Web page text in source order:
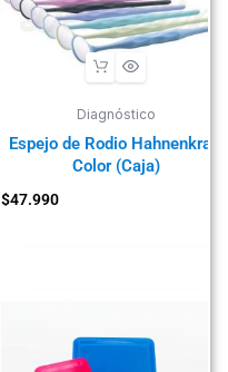
Diagnóstico
Espejo de Rodio Hahnenkratt
Color (Caja)
$47.990